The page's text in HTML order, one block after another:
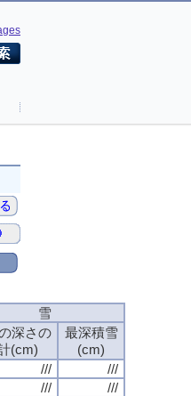
雪
深さの
(cm)
最深積雪
(cm)
///
///
///
///